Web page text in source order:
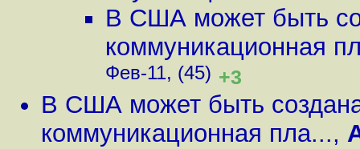
В США может быть
коммуникационная
Фев-11, (45) +3
В США может быть
коммуникационная пла...,